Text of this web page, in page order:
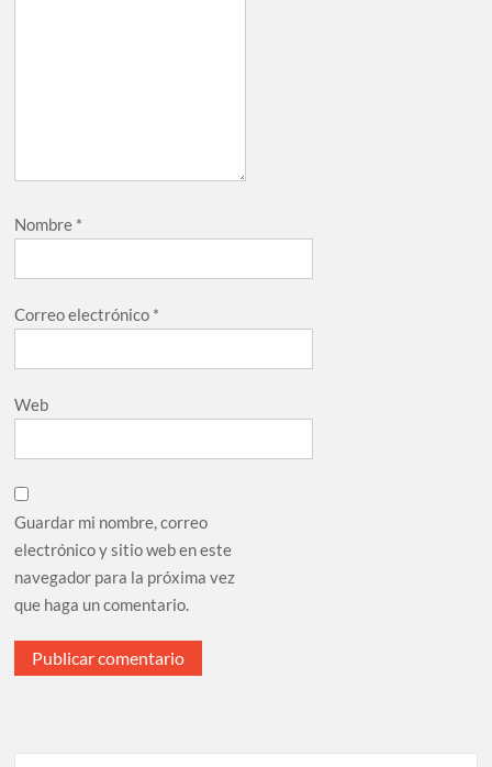
Nombre *
Correo electrónico *
Web
Guardar mi nombre, correo
electrónico y sitio web en este
navegador para la próxima vez
que haga un comentario.